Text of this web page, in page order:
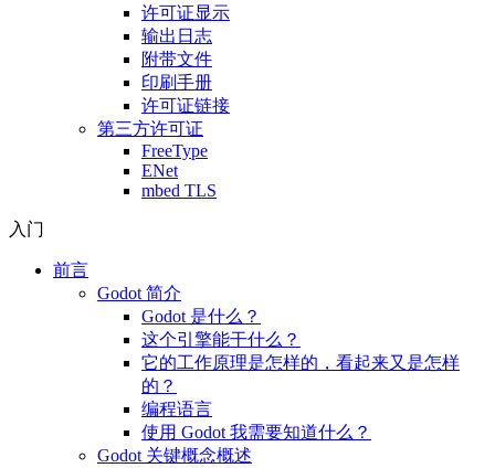
许可证显示
输出日志
附带文件
印刷手册
许可证链接
第三方许可证
FreeType
ENet
mbed TLS
入门
前言
Godot 简介
Godot 是什么？
这个引擎能干什么？
它的工作原理是怎样的，看起来又是怎样
的？
编程语言
使用 Godot 我需要知道什么？
Godot 关键概念概述